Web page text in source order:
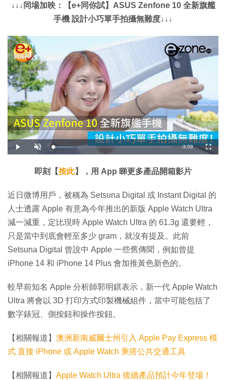
↓↓↓同場加映：【e+同你試】ASUS Zenfone 10 全新旗艦
手機 設計小巧單手拍攝無難度↓↓↓
播
放
開
啟
載
入
:
1
4
%
剩
時
間
-3:09
全
螢
即刻【按此】，用 App 睇更多產品開箱影片
近日微博用戶，被稱為 Setsuna Digital 或 Instant Digital 的
人士透露 Apple 有意為今年推出的新版 Apple Watch Ultra
減一減重，定比現時 Apple Watch Ultra 的 61.3g 還要輕，
只是當中到底會輕至多少 gram，就沒有提及。此前
Setsuna Digital 曾說中 Apple 一些舊傳聞，例如曾提
iPhone 14 和 iPhone 14 Plus 會加推黃色新色的。
較早前知名 Apple 分析師郭明錤表示，新一代 Apple Watch
Ultra 將會以 3D 打印方式印製機械組件，當中可能包括了
數字錶冠、側按鈕和操作按鈕。
【相關報道】 澳洲新南威爾士州引入 Apple Pay Express 模
式 直接 iPhone 或 Apple Watch 乘搭公共交通工具
【相關報道】 Apple Watch Ultra 後續產品預計今年登場！